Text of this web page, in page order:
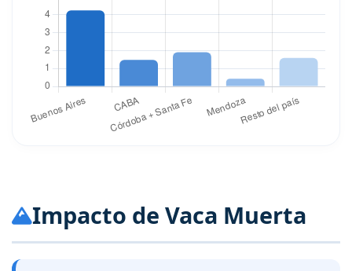
Impacto de Vaca Muerta